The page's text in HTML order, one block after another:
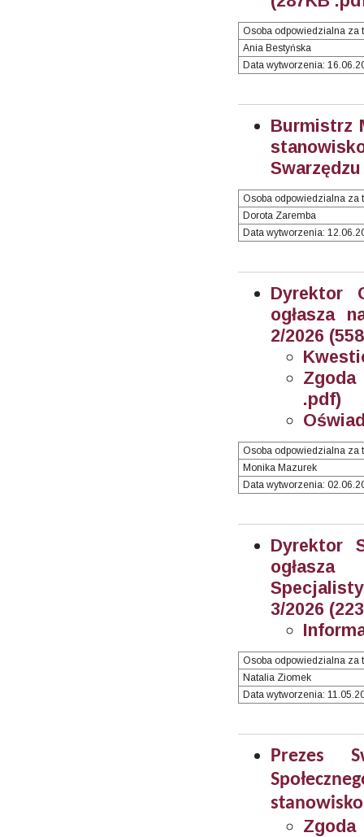
Osoba odpowiedzialna za
Ania Bestyńska
Data wytworzenia:
Burmistrz
Osoba odpowiedzialna za
Dorota Zaremba
Data wytworzenia:
Dyrektor
ogłasza
2/2026
Zgoda
.pdf)
Osoba odpowiedzialna za
Monika Mazurek
Data wytworzenia:
Dyrektor
3/2026
Osoba odpowiedzialna za
Natalia Ziomek
Data wytworzenia:
Prezes